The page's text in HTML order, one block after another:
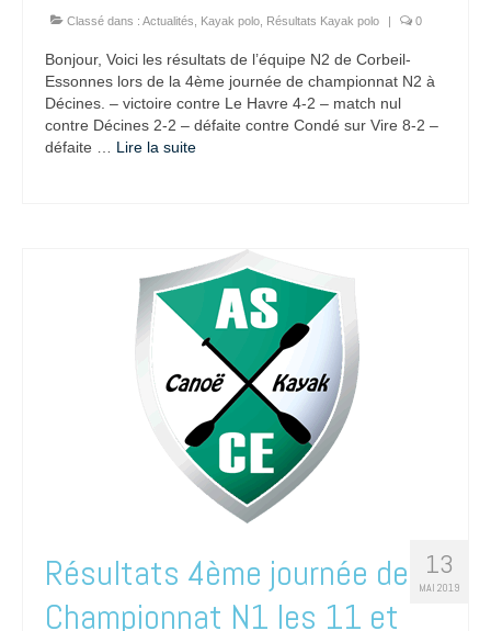
Classé dans : Actualités Kayak polo Résultats Kayak polo | 0
Bonjour, Voici les résultats de l’équipe N2 de Corbeil-
Essonnes lors de la 4ème journée de championnat N2 à
Décines. – victoire contre Le Havre 4-2 – match nul
contre Décines 2-2 – défaite contre Condé sur Vire 8-2 –
défaite … Lire la suite­­
13
MAI 2019
Résultats 4ème journée de
Championnat N1 les 11 et